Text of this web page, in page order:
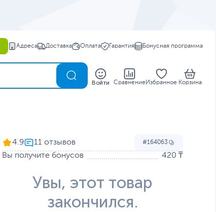
Адреса Доставка Оплата Гарантия Бонусная программа
Войти Сравнение Избранное Корзина
4.9 164063
Вы получите бонусов 420 ₸
Увы, этот товар
закончился.